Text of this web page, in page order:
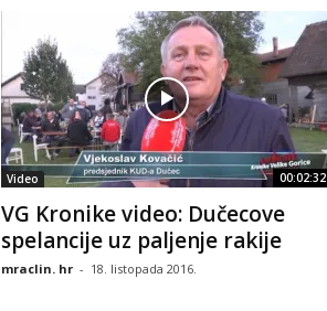
00:02:32
Video
VG Kronike video: Dučecove
spelancije uz paljenje rakije
mraclin. hr - 18. listopada 2016.